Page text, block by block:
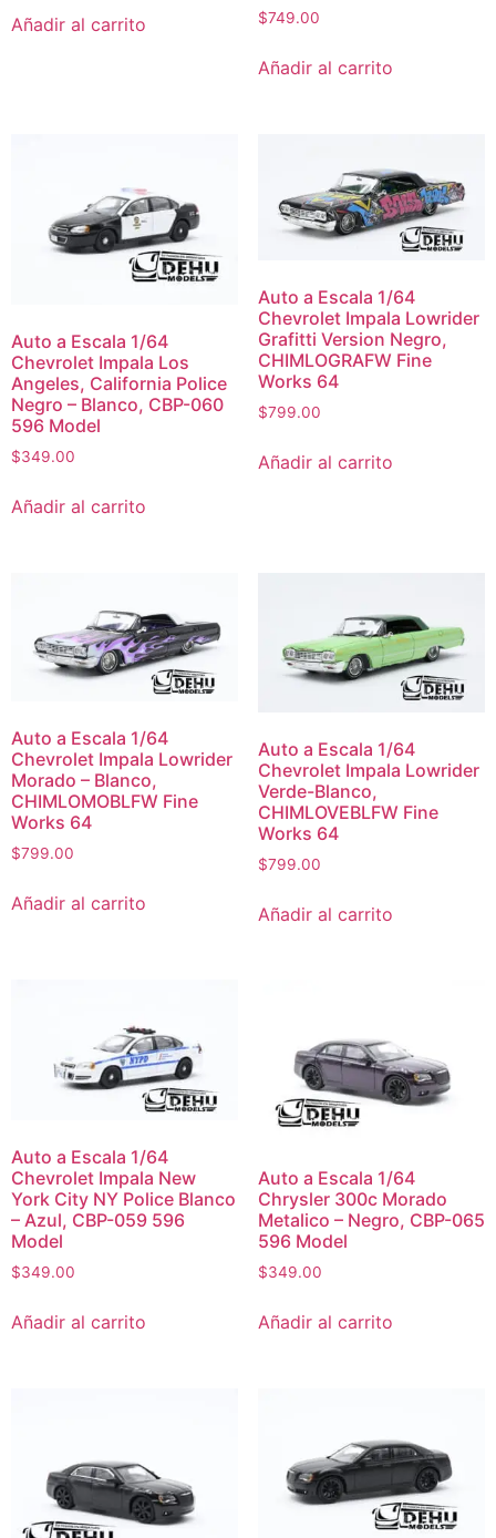
Añadir al carrito $749.00
Añadir al carrito
Auto a Escala 1/64
Chevrolet Impala Los
Angeles, California Police
Negro – Blanco, CBP-060
596 Model
$349.00
Añadir al carrito
Auto a Escala 1/64
Chevrolet Impala Lowrider
Grafitti Version Negro,
CHIMLOGRAFW Fine
Works 64
$799.00
Añadir al carrito
Auto a Escala 1/64
Chevrolet Impala Lowrider
Morado – Blanco,
CHIMLOMOBLFW Fine
Works 64
$799.00
Añadir al carrito
Auto a Escala 1/64
Chevrolet Impala Lowrider
Verde-Blanco,
CHIMLOVEBLFW Fine
Works 64
$799.00
Añadir al carrito
Auto a Escala 1/64
Chevrolet Impala New
York City NY Police Blanco
– Azul, CBP-059 596
Model
$349.00
Añadir al carrito
Auto a Escala 1/64
Chrysler 300c Morado
Metalico – Negro, CBP-065
596 Model
$349.00
Añadir al carrito